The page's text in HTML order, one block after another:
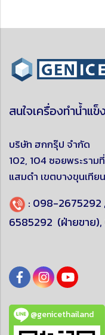
สนใจเครื่องทำน้ำแ
บริษัท ฮกกรุ๊ป จำกัด
102, 104 ซอยพระรา
แสมดำ เขตบางขุนเทียน
: 098-2675292 ,
6585292 (ฝ่ายขาย),
@genicethailand